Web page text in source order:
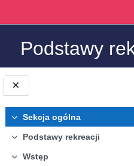
Minimalizuj
Sekcja ogólna
Minimalizuj
Podstawy rekreacji
Minimalizuj
Wstęp
Podstawy